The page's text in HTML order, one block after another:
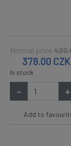
Normal price
378.00 CZK
In stock
- +
Add to